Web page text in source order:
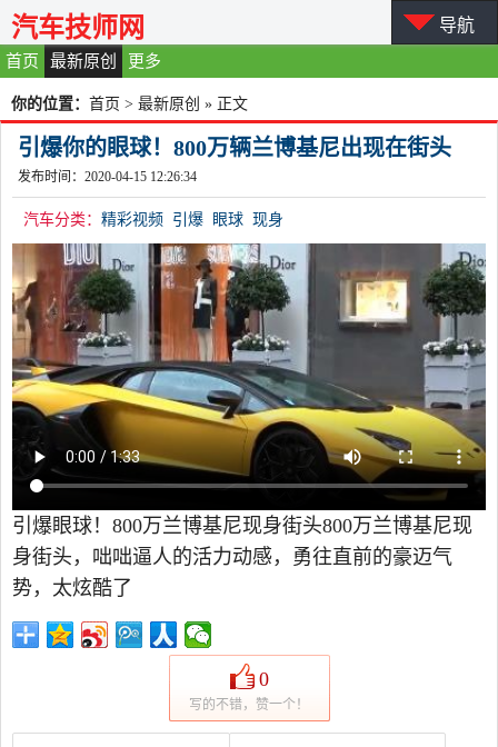
首页 最新原创 更多
汽车技师网 导航
你的位置： 首页 > 最新原创 » 正文
引爆你的眼球！800万辆兰博基尼出现在街头
发布时间：2020-04-15 12:26:34
汽车分类： 精彩视频 引爆 眼球 现身
引爆眼球！800万兰博基尼现身街头800万兰博基尼现
身街头，咄咄逼人的活力动感，勇往直前的豪迈气
势，太炫酷了
0
写的不错，赞一个！